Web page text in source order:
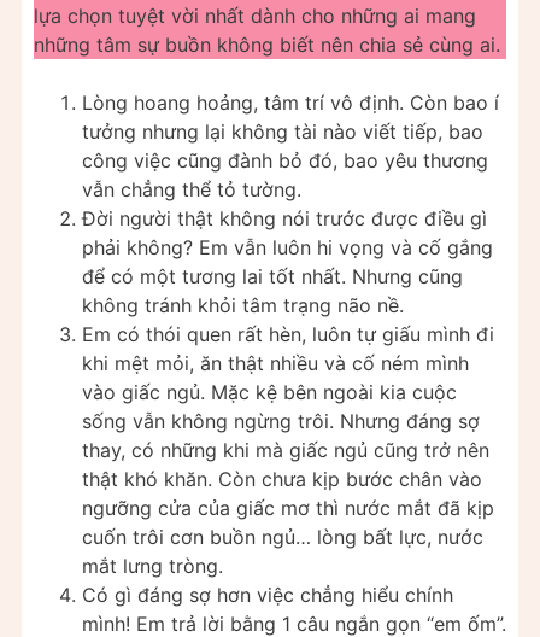
lựa chọn tuyệt vời nhất dành cho những ai mang
những tâm sự buồn không biết nên chia sẻ cùng ai.
Lòng hoang hoảng, tâm trí vô định. Còn bao í
tưởng nhưng lại không tài nào viết tiếp, bao
công việc cũng đành bỏ đó, bao yêu thương
vẫn chẳng thể tỏ tường.
Đời người thật không nói trước được điều gì
phải không? Em vẫn luôn hi vọng và cố gắng
để có một tương lai tốt nhất. Nhưng cũng
không tránh khỏi tâm trạng não nề.
Em có thói quen rất hèn, luôn tự giấu mình đi
khi mệt mỏi, ăn thật nhiều và cố ném mình
vào giấc ngủ. Mặc kệ bên ngoài kia cuộc
sống vẫn không ngừng trôi. Nhưng đáng sợ
thay, có những khi mà giấc ngủ cũng trở nên
thật khó khăn. Còn chưa kịp bước chân vào
ngưỡng cửa của giấc mơ thì nước mắt đã kịp
cuốn trôi cơn buồn ngủ… lòng bất lực, nước
mắt lưng tròng.
Có gì đáng sợ hơn việc chẳng hiểu chính
mình! Em trả lời bằng 1 câu ngắn gọn “em ốm”.